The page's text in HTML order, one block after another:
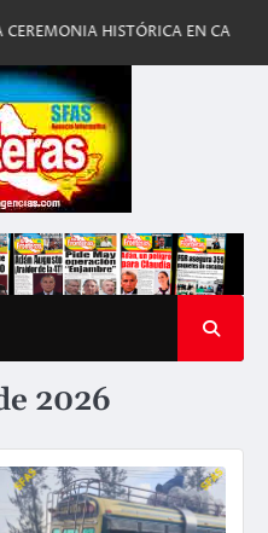
HISTÓRICA EN CALI ESTADOS
2026